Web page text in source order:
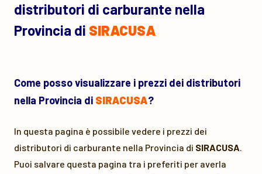
distributori di carburante nella
Provincia di SIRACUSA
Come posso visualizzare i prezzi dei distributori
nella Provincia di SIRACUSA?
In questa pagina è possibile vedere i prezzi dei
distributori di carburante nella Provincia di SIRACUSA.
Puoi salvare questa pagina tra i preferiti per averla